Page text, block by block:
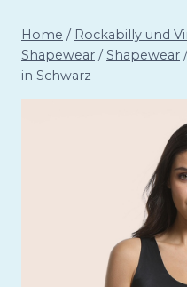
Home / Rockabilly und
Shapewear / Shapewear /
in Schwarz